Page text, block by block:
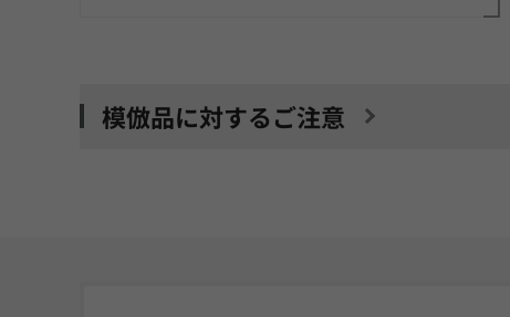
模倣品に対するご注意